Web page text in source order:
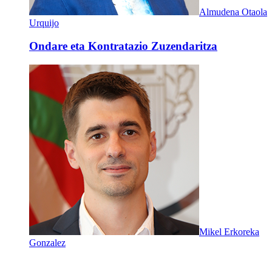
Almudena Otaola
Urquijo
Ondare eta Kontratazio Zuzendaritza
Mikel Erkoreka
Gonzalez